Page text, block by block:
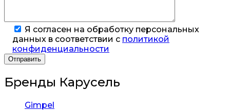
Я согласен на обработку персональных
данных в соответствии с политикой
конфиденциальности
Бренды Карусель
Gimpel